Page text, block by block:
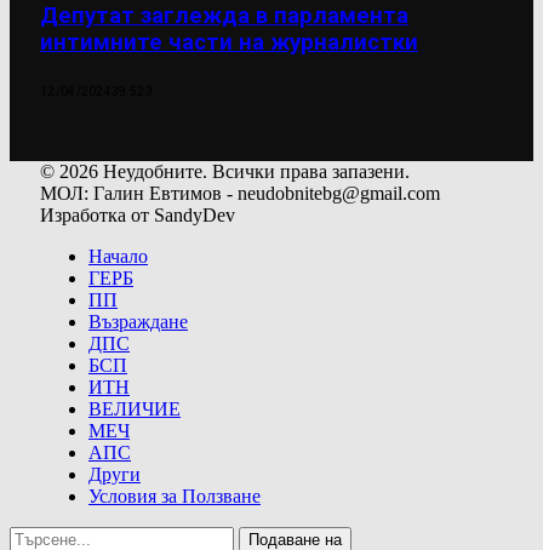
Депутат заглежда в парламента
интимните части на журналистки
© 2026 Неудобните. Всички права запазени.
МОЛ: Галин Евтимов - neudobnitebg@gmail.com
Изработка от SandyDev
Начало
ГЕРБ
ПП
Възраждане
ДПС
БСП
ИТН
ВЕЛИЧИЕ
МЕЧ
АПС
Други
Условия за Ползване
Подаване на